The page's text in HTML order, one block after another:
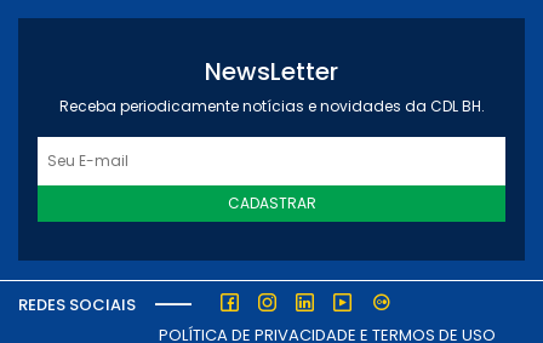
NewsLetter
Receba periodicamente notícias e novidades da CDL BH.
CADASTRAR
REDES SOCIAIS
POLÍTICA DE PRIVACIDADE E TERMOS DE USO